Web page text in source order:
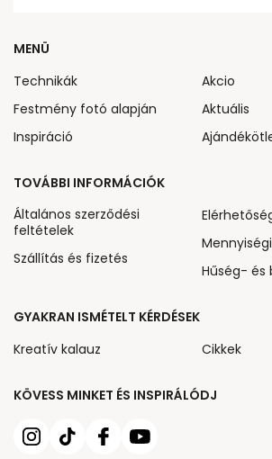
KÖVESS MINKET ÉS INSPIRÁLÓDJ
MENÜ
Technikák
Festmény fotó alapján
Inspiráció
Akcio
Aktuális
TOVÁBBI INFORMÁCIÓK
Általános szerződési
feltételek
Szállítás és fizetés
Hűség- és
GYAKRAN ISMÉTELT KÉRDÉSEK
Kreatív kalauz
Cikkek